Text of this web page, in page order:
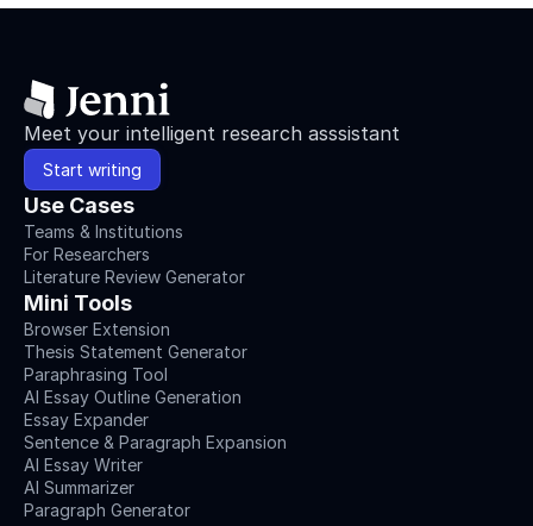
Meet your intelligent research asssistant
Start writing
Use Cases
Teams & Institutions
For Researchers
Literature Review Generator
Mini Tools
Browser Extension
Thesis Statement Generator
Paraphrasing Tool
AI Essay Outline Generation
Essay Expander
Sentence & Paragraph Expansion
AI Essay Writer
AI Summarizer
Paragraph Generator